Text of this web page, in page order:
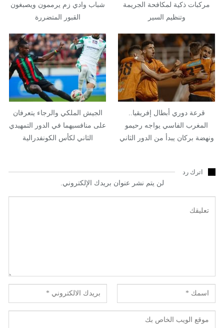
مركبات ذكية لمكافحة الجريمة
وتنظيم السير
شباب وادي زم يرممون ويصبغون
القبور المتضررة
قرعة دوري أبطال إفريقيا..
المغرب الفاسي يواجه رحيمو
ونهضة بركان يبدأ من الدور الثاني
الجيش الملكي والرجاء يتعرفان
على منافسيهما في الدور التمهيدي
الثاني لكأس الكونفدرالية
اترك رد
لن يتم نشر عنوان بريدك الإلكتروني.